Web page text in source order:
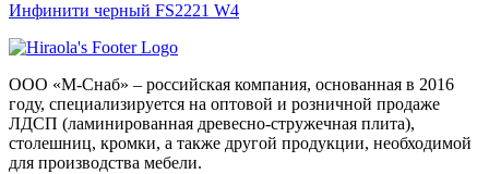
Инфинити черный FS2221 W4
ООО «М-Снаб» – российская компания, основанная в 2016
году, специализируется на оптовой и розничной продаже
ЛДСП (ламинированная древесно-стружечная плита),
столешниц, кромки, а также другой продукции, необходимой
для производства мебели.